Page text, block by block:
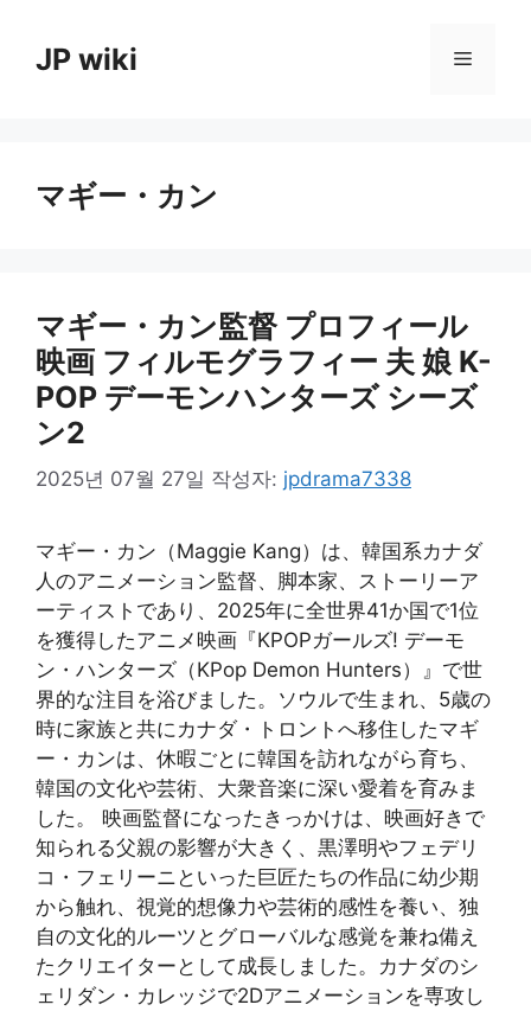
JP wiki 메
マギー・カン
マギー・カン監督 プロフィール
映画 フィルモグラフィー 夫 娘 K-
POP デーモンハンターズ シーズ
ン2
2025년 07월 27일 작성자: jpdrama7338
マギー・カン（Maggie Kang）は、韓国系カナダ
人のアニメーション監督、脚本家、ストーリーア
ーティストであり、2025年に全世界41か国で1位
を獲得したアニメ映画『KPOPガールズ! デーモ
ン・ハンターズ（KPop Demon Hunters）』で世
界的な注目を浴びました。ソウルで生まれ、5歳の
時に家族と共にカナダ・トロントへ移住したマギ
ー・カンは、休暇ごとに韓国を訪れながら育ち、
韓国の文化や芸術、大衆音楽に深い愛着を育みま
した。 映画監督になったきっかけは、映画好きで
知られる父親の影響が大きく、黒澤明やフェデリ
コ・フェリーニといった巨匠たちの作品に幼少期
から触れ、視覚的想像力や芸術的感性を養い、独
自の文化的ルーツとグローバルな感覚を兼ね備え
たクリエイターとして成長しました。カナダのシ
ェリダン・カレッジで2Dアニメーションを専攻し